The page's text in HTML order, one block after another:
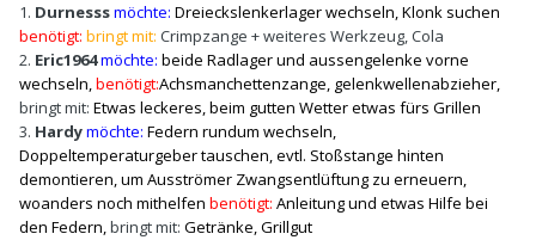
1. Durnesssmöchte: Dreieckslenkerlager wechseln, Klonk suchen
benötigt: bringt mit: Crimpzange + weiteres Werkzeug, Cola
2. Eric1964möchte: beide Radlager und aussengelenke vorne
wechseln,benötigt:Achsmanchettenzange, gelenkwellenabzieher,
bringt mit: Etwas leckeres, beim gutten Wetter etwas fürs Grillen
3. Hardymöchte: Federn rundum wechseln,
Doppeltemperaturgeber tauschen, evtl. Stoßstange hinten
demontieren, um Ausströmer Zwangsentlüftung zu erneuern,
woanders noch mithelfen benötigt: Anleitung und etwas Hilfe bei
den Federn,bringt mit: Getränke, Grillgut